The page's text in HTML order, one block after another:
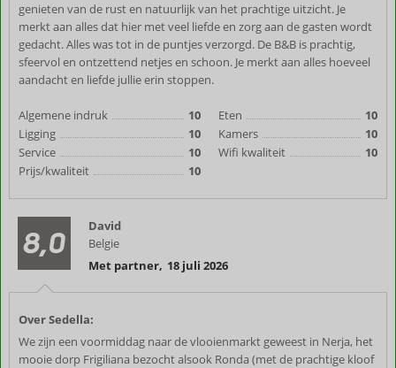
genieten van de rust en natuurlijk van het prachtige uitzicht. Je
merkt aan alles dat hier met veel liefde en zorg aan de gasten wordt
gedacht. Alles was tot in de puntjes verzorgd. De B&B is prachtig,
sfeervol en ontzettend netjes en schoon. Je merkt aan alles hoeveel
aandacht en liefde jullie erin stoppen.
Algemene indruk
10
Ligging
10
Service
10
Prijs/kwaliteit
10
Eten
10
Kamers
10
Wifi kwaliteit
10
8,0
David
Belgie
Met partner, 18 juli 2026
Over Sedella:
We zijn een voormiddag naar de vlooienmarkt geweest in Nerja, het
mooie dorp Frigiliana bezocht alsook Ronda (met de prachtige kloof